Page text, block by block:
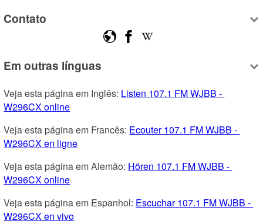
Contato
Em outras línguas
Veja esta página em Inglês: Listen 107.1 FM WJBB -
W296CX online
Veja esta página em Francês: Ecouter 107.1 FM WJBB -
W296CX en ligne
Veja esta página em Alemão: Hören 107.1 FM WJBB -
W296CX online
Veja esta página em Espanhol: Escuchar 107.1 FM WJBB -
W296CX en vivo